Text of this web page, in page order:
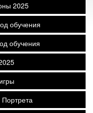
2025
обучения
обучения